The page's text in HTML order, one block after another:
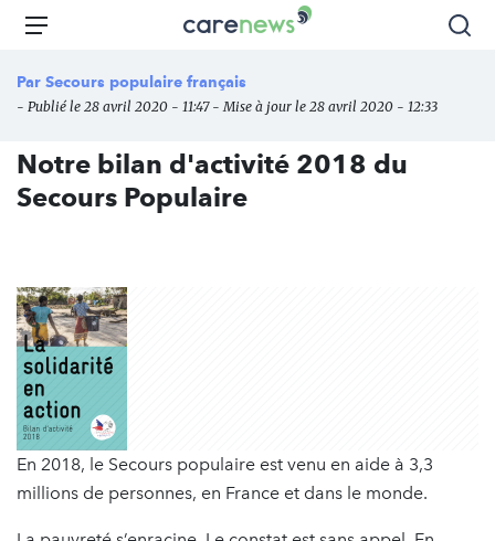
Aller
principal
Carenews,
média
des
de
l'engagement
Menu
Par Secours populaire français
- Publié le 28 avril 2020 - 11:47 - Mise à jour le 28 avril 2020 - 12:33
Notre bilan d'activité 2018 du
Secours Populaire
En 2018, le Secours populaire est venu en aide à 3,3
millions de personnes, en France et dans le monde.